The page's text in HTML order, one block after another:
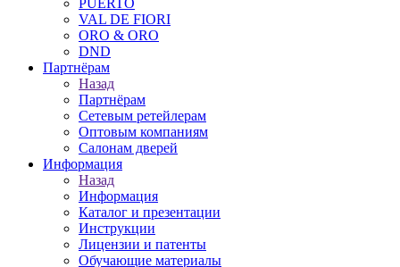
PUERTO
VAL DE FIORI
ORO & ORO
DND
Партнёрам
Назад
Партнёрам
Сетевым ретейлерам
Оптовым компаниям
Салонам дверей
Информация
Назад
Информация
Каталог и презентации
Инструкции
Лицензии и патенты
Обучающие материалы